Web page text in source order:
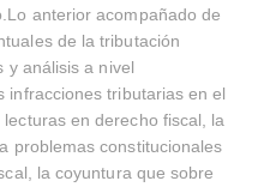
anterior acompañado de
de la tributación
y análisis a nivel
infracciones tributarias en el
en derecho fiscal, la
problemas constitucionales
la coyuntura que sobre